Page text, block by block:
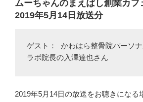
ムーちゃんのまえばし創業カフ
2019年5月14日放送分
ゲスト： かわはら整骨院パーソ
ラボ院長の入澤達也さん
2019年5月14日の放送をお聴きになる